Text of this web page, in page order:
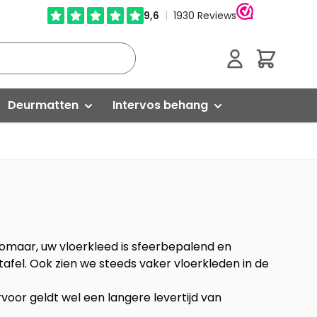
Cart
Deurmatten
Buitenmatten
Rubber matten
Intervos behang
Egaliseren
Versterken
uw vloerkleed is sfeerbepalend en
Ook zien we steeds vaker vloerkleden in de
geldt wel een langere levertijd van